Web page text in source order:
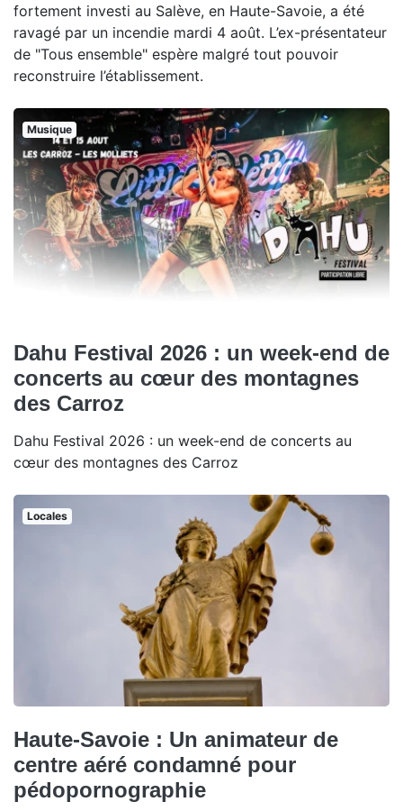
fortement investi au Salève, en Haute-Savoie, a été
ravagé par un incendie mardi 4 août. L’ex-présentateur
de "Tous ensemble" espère malgré tout pouvoir
reconstruire l’établissement.
Musique
Dahu Festival 2026 : un week-end de
concerts au cœur des montagnes
des Carroz
Dahu Festival 2026 : un week-end de concerts au
cœur des montagnes des Carroz
Locales
Haute-Savoie : Un animateur de
centre aéré condamné pour
pédopornographie